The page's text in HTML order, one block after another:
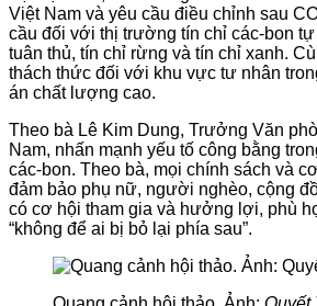
Việt Nam và yêu cầu điều chỉnh sau
cầu đối với thị trường tín chỉ các-bon
tuân thủ, tín chỉ rừng và tín chỉ xanh.
thách thức đối với khu vực tư nhân
án chất lượng cao.
Theo bà Lê Kim Dung, Trưởng Văn
Nam, nhấn mạnh yếu tố công bằng
các-bon. Theo bà, mọi chính sách và
đảm bảo phụ nữ, người nghèo, cộng
có cơ hội tham gia và hưởng lợi, phù
“không để ai bị bỏ lại phía sau”.